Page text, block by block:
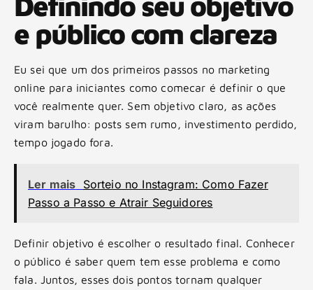
e público com clareza
Eu sei que um dos primeiros passos no marketing
online para iniciantes como comecar é definir o que
você realmente quer. Sem objetivo claro, as ações
viram barulho: posts sem rumo, investimento perdido,
tempo jogado fora.
Ler mais Sorteio no Instagram: Como Fazer
Passo a Passo e Atrair Seguidores
Definir objetivo é escolher o resultado final. Conhecer
o público é saber quem tem esse problema e como
fala. Juntos, esses dois pontos tornam qualquer